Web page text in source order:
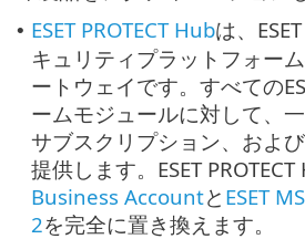
• ESET PROTECT Hubは、
キュリティプラットフォー
ートウェイです。すべての
ームモジュールに対して、
サブスクリプション、およ
提供します。ESET
Business Accountと ESET
2を完全に置き換えます。